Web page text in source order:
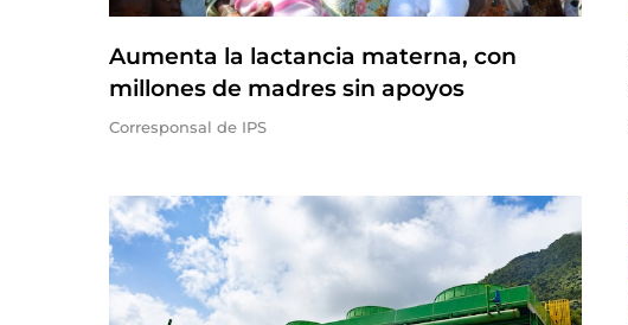
Aumenta la lactancia materna, con
millones de madres sin apoyos
Corresponsal de IPS